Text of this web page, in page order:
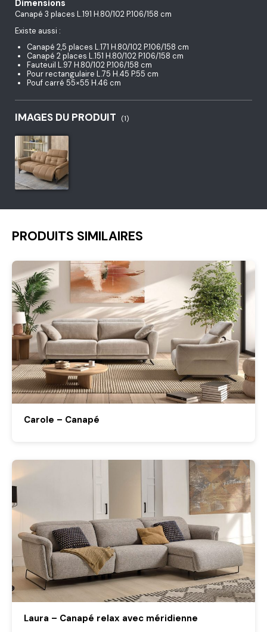
Dimensions
Canapé 3 places L.191 H.80/102 P.106/158 cm
Existe aussi :
Canapé 2,5 places L.171 H.80/102 P.106/158 cm
Canapé 2 places L.151 H.80/102 P.106/158 cm
Fauteuil L.97 H.80/102 P.106/158 cm
Pour rectangulaire L.75 H.45 P.55 cm
Pouf carré 55×55 H.46 cm
IMAGES DU PRODUIT (1)
PRODUITS SIMILAIRES
Carole – Canapé
Laura – Canapé relax avec méridienne